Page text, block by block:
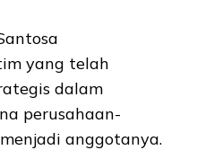
yang telah
dalam
perusahaan-
anggotanya.